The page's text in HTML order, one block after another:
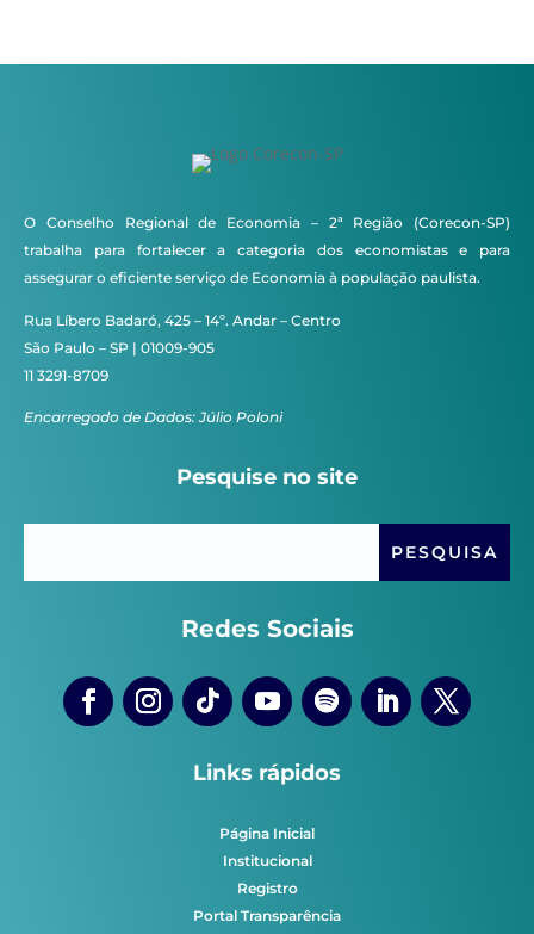
O Conselho Regional de Economia – 2ª Região (Corecon-SP)
trabalha para fortalecer a categoria dos economistas e para
assegurar o eficiente serviço de Economia à população paulista.
Rua Líbero Badaró, 425 – 14º. Andar – Centro
São Paulo – SP | 01009-905
11 3291-8709
Encarregado de Dados: Júlio Poloni
Pesquise no site
Redes Sociais
Links rápidos
Página Inicial
Institucional
Registro
Portal Transparência